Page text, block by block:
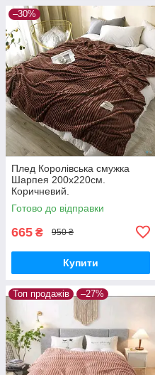
–30%
Плед Королівська смужка
Шарпея 200х220см.
Коричневий.
Готово до відправки
665 ₴ 950 ₴
Купити
Топ продажів –27%